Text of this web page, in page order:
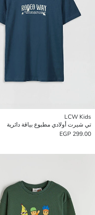
LCW Kids
تي شيرت أولادي مطبوع بياقة دائرية
299.00 EGP